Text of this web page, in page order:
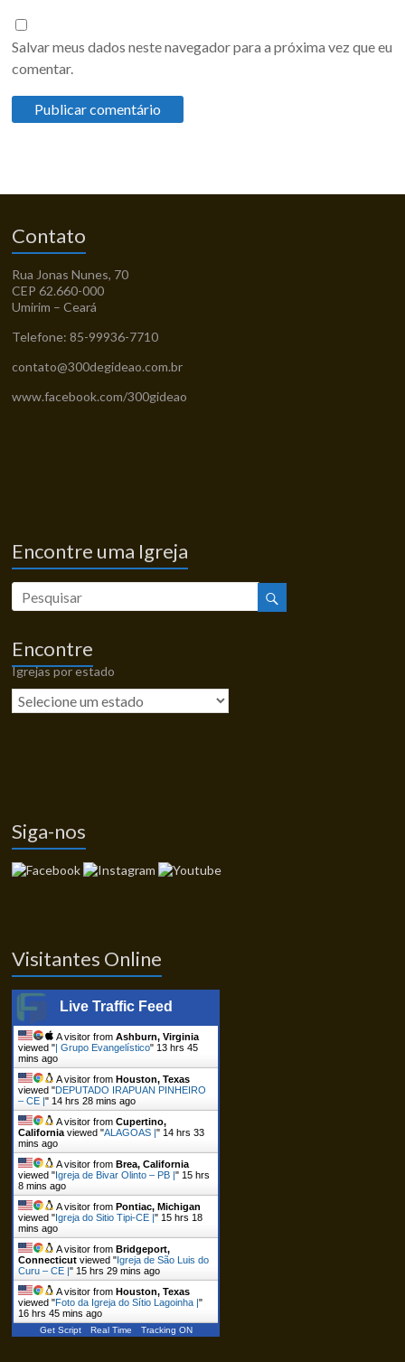
Salvar meus dados neste navegador para a próxima vez que eu
comentar.
Contato
Rua Jonas Nunes, 70
CEP 62.660-000
Umirim – Ceará
Telefone: 85-99936-7710
contato@300degideao.com.br
www.facebook.com/300gideao
Encontre uma Igreja
Encontre
Igrejas por estado
Siga-nos
Visitantes Online
Live Traffic Feed
A visitor fromAshburn, Virginia
viewed "| Grupo Evangelístico" 13 hrs 45
mins ago
A visitor fromHouston, Texas
viewed "DEPUTADO IRAPUAN PINHEIRO
– CE |" 14 hrs 28 mins ago
A visitor fromCupertino,
California viewed "ALAGOAS |" 14 hrs 33
mins ago
A visitor fromBrea, California
viewed "Igreja de Bivar Olinto – PB |" 15 hrs
8 mins ago
A visitor fromPontiac, Michigan
viewed "Igreja do Sitio Tipi-CE |" 15 hrs 18
mins ago
A visitor fromBridgeport,
Connecticut viewed "Igreja de São Luis do
Curu – CE |" 15 hrs 29 mins ago
A visitor fromHouston, Texas
viewed "Foto da Igreja do Sítio Lagoinha |"
16 hrs 45 mins ago
Get Script Real Time Tracking ON